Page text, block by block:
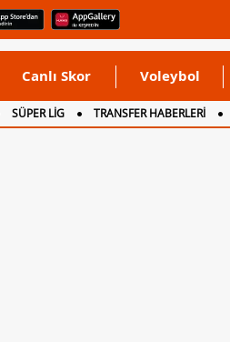
Canlı Skor Voleybol
SÜPER LİG TRANSFER HABERLERİ